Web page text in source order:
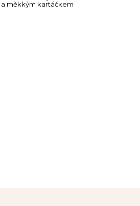
měkkým kartáčkem